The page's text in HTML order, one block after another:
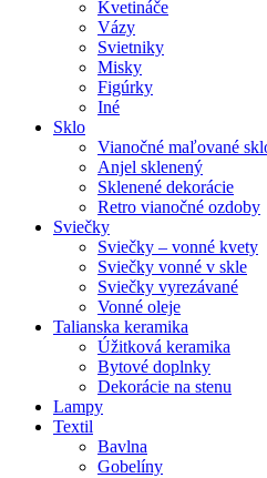
Kvetináče
Vázy
Svietniky
Misky
Figúrky
Iné
Sklo
Vianočné maľované
Anjel sklenený
Sklenené dekorácie
Retro vianočné ozdoby
Sviečky
Sviečky – vonné kvety
Sviečky vonné v skle
Sviečky vyrezávané
Vonné oleje
Talianska keramika
Úžitková keramika
Bytové doplnky
Dekorácie na stenu
Lampy
Textil
Bavlna
Gobelíny